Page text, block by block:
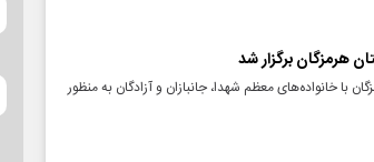
هرمزگان برگزار شد
با خانواده‌های معظم شهدا، جانبازان و آزادگان به منظور